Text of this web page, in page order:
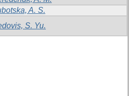
A. S.
S. Yu.